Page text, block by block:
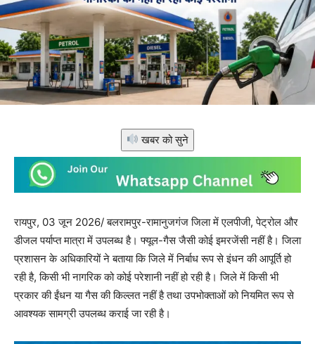
खबर को सुने
रायपुर, 03 जून 2026/ बलरामपुर-रामानुजगंज जिला में एलपीजी, पेट्रोल और
डीजल पर्याप्त मात्रा में उपलब्ध है। फ्यूल-गैस जैसी कोई इमरजेंसी नहीं है। जिला
प्रशासन के अधिकारियों ने बताया कि जिले में निर्बाध रूप से इंधन की आपूर्ति हो
रही है, किसी भी नागरिक को कोई परेशानी नहीं हो रही है। जिले में किसी भी
प्रकार की ईंधन या गैस की किल्लत नहीं है तथा उपभोक्ताओं को नियमित रूप से
आवश्यक सामग्री उपलब्ध कराई जा रही है।